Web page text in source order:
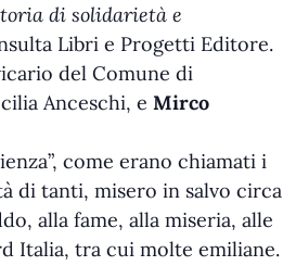
di solidarietà e
Libri e Progetti Editore.
del Comune di
Anceschi, e Mirco
come erano chiamati i
di tanti, misero in salvo circa
alla fame, alla miseria, alle
Italia, tra cui molte emiliane.